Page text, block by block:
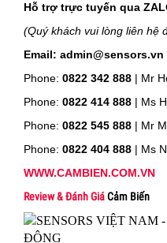
Hỗ trợ trực tuyến qua
(Quý khách vui lòng liên hệ
Email: admin@sensors.vn
Phone: 0822 342 888 | Mr
Phone: 0822 414 888 | Ms
Phone: 0822 545 888 | Mr
Phone: 0822 404 888 | Ms
WWW.CAMBIEN.COM.VN
Review & Đánh GiáCảm Biến